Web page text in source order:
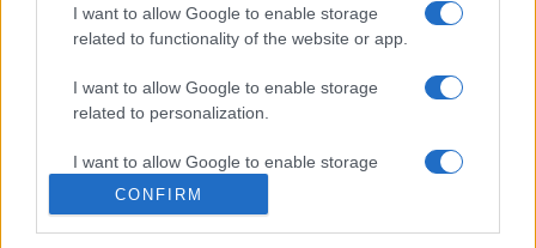
I want to allow Google to enable storage
related to functionality of the website or app.
I want to allow Google to enable storage
related to personalization.
I want to allow Google to enable storage
related to security, including authentication
functionality and fraud prevention, and other
user protection.
CONFIRM
létesült. A romániai forradalom egyetlen magyarországi
utcai parókiaudvaron álló kopjafa mellett immár az
Hódmezővásárhelyen.
Nyitókép forrása: az Emlékpont Facebook-oldala